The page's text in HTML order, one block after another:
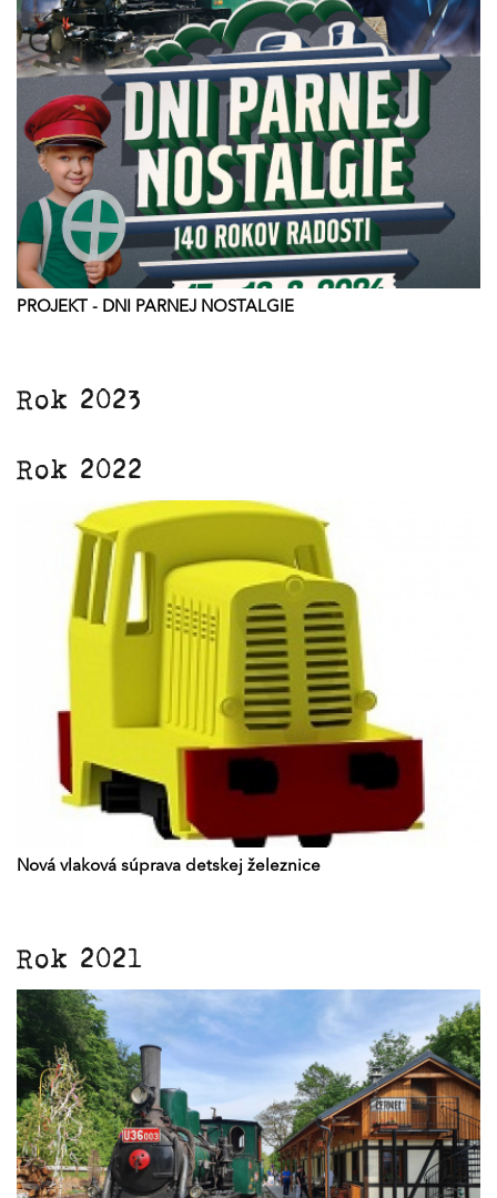
PROJEKT - DNI PARNEJ NOSTALGIE
Rok 2023
Rok 2022
Nová vlaková súprava detskej železnice
Rok 2021